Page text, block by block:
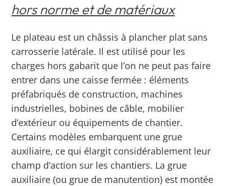
hors norme et de matériaux
Le plateau est un châssis à plancher plat sans
carrosserie latérale. Il est utilisé pour les
charges hors gabarit que l’on ne peut pas faire
entrer dans une caisse fermée : éléments
préfabriqués de construction, machines
industrielles, bobines de câble, mobilier
d’extérieur ou équipements de chantier.
Certains modèles embarquent une grue
auxiliaire, ce qui élargit considérablement leur
champ d’action sur les chantiers. La grue
auxiliaire (ou grue de manutention) est montée